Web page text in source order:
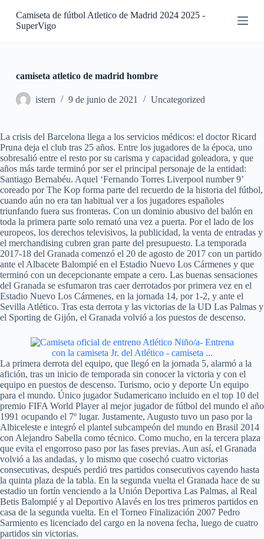
S
e
n
i
d
o
Camiseta de fútbol Atletico de Madrid 2024 2025 -
SuperVigo
camiseta atletico de madrid hombre
istern 9 de junio de 2021 Uncategorized
La crisis del Barcelona llega a los servicios médicos: el doctor Ricard
Pruna deja el club tras 25 años. Entre los jugadores de la época, uno
sobresalió entre el resto por su carisma y capacidad goleadora, y que
años más tarde terminó por ser el principal personaje de la entidad:
Santiago Bernabéu. Aquel ‘Fernando Torres Liverpool number 9’
coreado por The Kop forma parte del recuerdo de la historia del fútbol,
cuando aún no era tan habitual ver a los jugadores españoles
triunfando fuera sus fronteras. Con un dominio abusivo del balón en
toda la primera parte solo remató una vez a puerta. Por el lado de los
europeos, los derechos televisivos, la publicidad, la venta de entradas y
el merchandising cubren gran parte del presupuesto. La temporada
2017-18 del Granada comenzó el 20 de agosto de 2017 con un partido
ante el Albacete Balompié en el Estadio Nuevo Los Cármenes y que
terminó con un decepcionante empate a cero. Las buenas sensaciones
del Granada se esfumaron tras caer derrotados por primera vez en el
Estadio Nuevo Los Cármenes, en la jornada 14, por 1-2, y ante el
Sevilla Atlético. Tras esta derrota y las victorias de la UD Las Palmas y
el Sporting de Gijón, el Granada volvió a los puestos de descenso.
La primera derrota del equipo, que llegó en la jornada 5, alarmó a la
afición, tras un inicio de temporada sin conocer la victoria y con el
equipo en puestos de descenso. Turismo, ocio y deporte Un equipo
para el mundo. Único jugador Sudamericano incluido en el top 10 del
premio FIFA World Player al mejor jugador de fútbol del mundo el año
1991 ocupando el 7º lugar. Justamente, Augusto tuvo un paso por la
Albiceleste e integró el plantel subcampeón del mundo en Brasil 2014
con Alejandro Sabella como técnico. Como mucho, en la tercera plaza
que evita el engorroso paso por las fases previas. Aun así, el Granada
volvió a las andadas, y lo mismo que cosechó cuatro victorias
consecutivas, después perdió tres partidos consecutivos cayendo hasta
la quinta plaza de la tabla. En la segunda vuelta el Granada hace de su
estadio un fortín venciendo a la Unión Deportiva Las Palmas, al Real
Betis Balompié y al Deportivo Alavés en los tres primeros partidos en
casa de la segunda vuelta. En el Torneo Finalización 2007 Pedro
Sarmiento es licenciado del cargo en la novena fecha, luego de cuatro
partidos sin victorias.